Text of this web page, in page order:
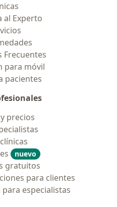
al Experto
Frecuentes
para móvil
pacientes
precios
nuevo
gratuitos
para clientes
especialistas